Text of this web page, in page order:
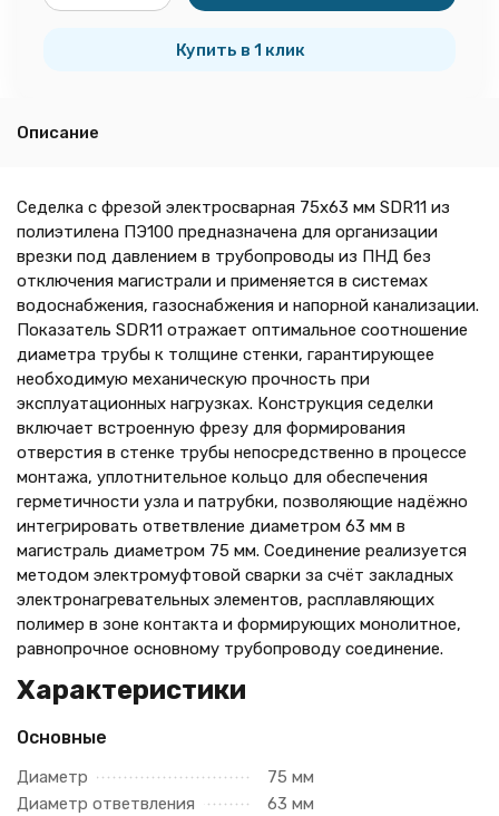
Купить в 1 клик
Описание
Седелка с фрезой электросварная 75х63 мм SDR11 из
полиэтилена ПЭ100 предназначена для организации
врезки под давлением в трубопроводы из ПНД без
отключения магистрали и применяется в системах
водоснабжения, газоснабжения и напорной канализации.
Показатель SDR11 отражает оптимальное соотношение
диаметра трубы к толщине стенки, гарантирующее
необходимую механическую прочность при
эксплуатационных нагрузках. Конструкция седелки
включает встроенную фрезу для формирования
отверстия в стенке трубы непосредственно в процессе
монтажа, уплотнительное кольцо для обеспечения
герметичности узла и патрубки, позволяющие надёжно
интегрировать ответвление диаметром 63 мм в
магистраль диаметром 75 мм. Соединение реализуется
методом электромуфтовой сварки за счёт закладных
электронагревательных элементов, расплавляющих
полимер в зоне контакта и формирующих монолитное,
равнопрочное основному трубопроводу соединение.
Характеристики
Основные
Диаметр
75 мм
Диаметр ответвления
63 мм